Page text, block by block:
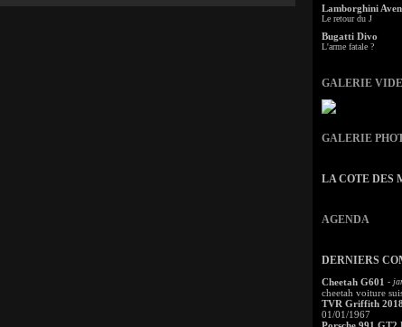
Lamborghini
Le retour du J
Bugatti Divo
L'arme fatale ?
GALERIE
GALERIE
LA COTE DES
AGENDA
DERNIERS
Cheetah G601 -
cheetah voiture
TVR Griffith 2018
01/01/1967